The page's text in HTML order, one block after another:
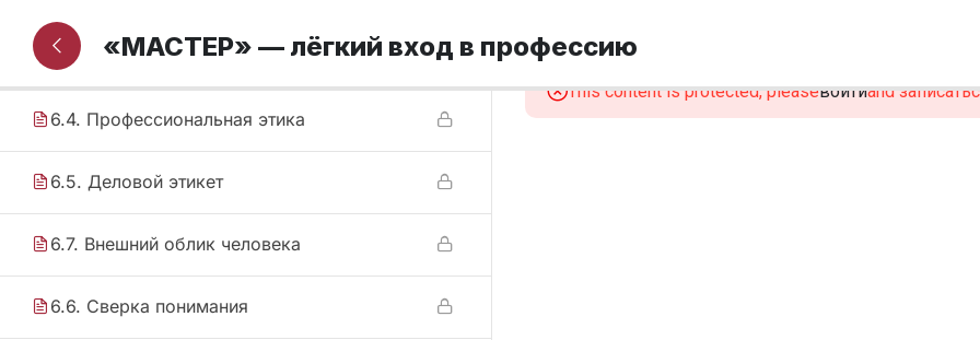
6.3. Общие сведения об этической
культуре
6.4. Профессиональная этика
6.5. Деловой этикет
6.7. Внешний облик человека
6.6. Сверка понимания
«МАСТЕР» — лёгкий вход в профессию
This content is protected, pleaseвойтиand